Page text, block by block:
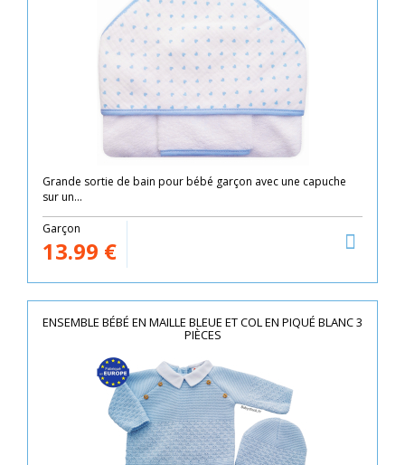
Grande sortie de bain pour bébé garçon avec une capuche
sur un...
Garçon
13.99 €
ENSEMBLE BÉBÉ EN MAILLE BLEUE ET COL EN PIQUÉ BLANC 3
PIÈCES